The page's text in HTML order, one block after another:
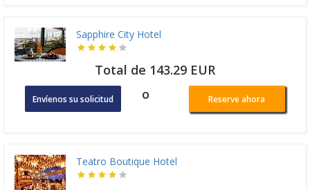
Sapphire City Hotel
Total de 143.29 EUR
Envíenos su solicitud o Reserve ahora
Teatro Boutique Hotel